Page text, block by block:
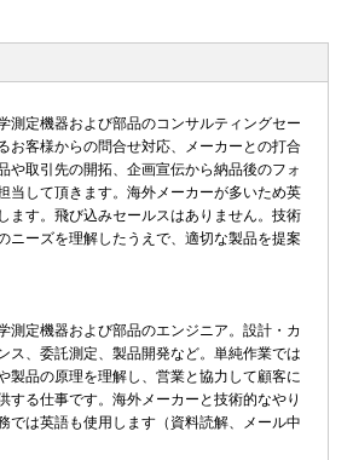
測定機器および部品のコンサルティングセー
お客様からの問合せ対応、メーカーとの打合
や取引先の開拓、企画宣伝から納品後のフォ
当して頂きます。海外メーカーが多いため英
ます。飛び込みセールスはありません。技術
ニーズを理解したうえで、適切な製品を提案
測定機器および部品のエンジニア。設計・カ
ス、委託測定、製品開発など。単純作業では
製品の原理を理解し、営業と協力して顧客に
する仕事です。海外メーカーと技術的なやり
では英語も使用します（資料読解、メール中